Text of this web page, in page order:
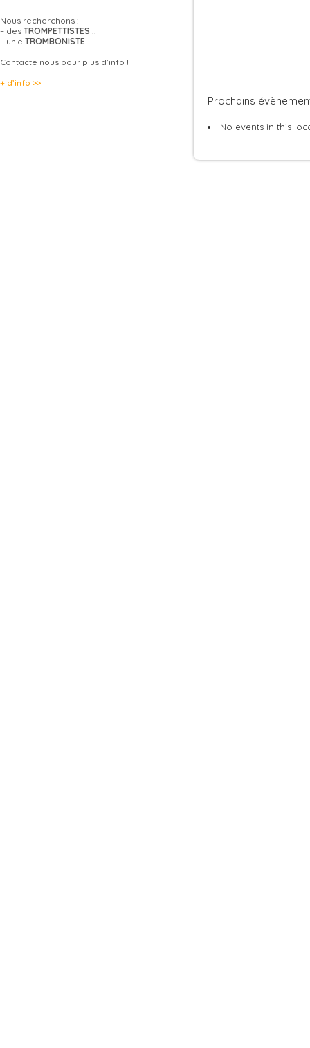
Nous recherchons :
– des TROMPETTISTES !!
– un.e TROMBONISTE
Contacte nous pour plus d’info !
+ d’info >>
Prochains
No events in this